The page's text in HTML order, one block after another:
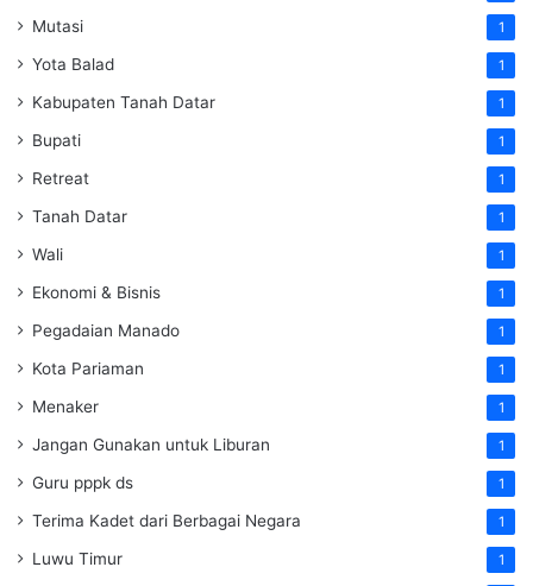
Mutasi 1
Yota Balad 1
Kabupaten Tanah Datar 1
Bupati 1
Retreat 1
Tanah Datar 1
Wali 1
Ekonomi & Bisnis 1
Pegadaian Manado 1
Kota Pariaman 1
Menaker 1
Jangan Gunakan untuk Liburan 1
Guru pppk ds 1
Terima Kadet dari Berbagai Negara 1
Luwu Timur 1